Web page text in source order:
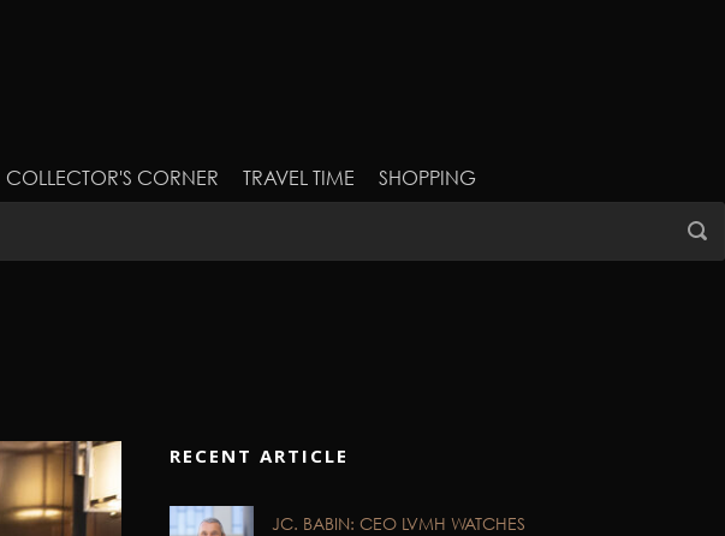
COLLECTOR'S CORNER TRAVEL TIME SHOPPING
RECENT ARTICLE
JC. BABIN: CEO LVMH WATCHES